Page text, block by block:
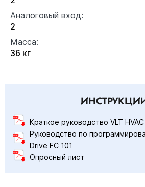
Аналоговый вход:
2
Масса:
36 кг
Краткое руководство VLT
Руководство по
Drive FC 101
Опросный лист